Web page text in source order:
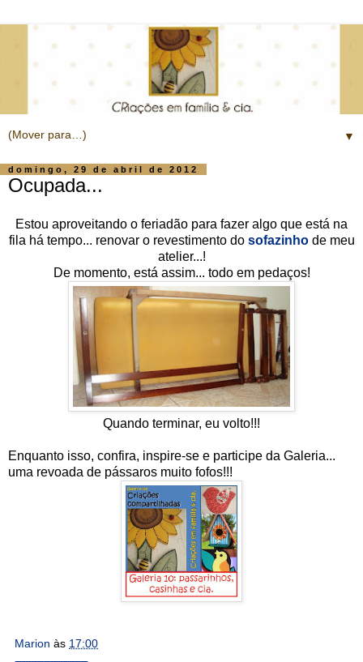
▼
domingo, 29 de abril de 2012
Ocupada...
Estou aproveitando o feriadão para fazer algo que está na
fila há tempo... renovar o revestimento do sofazinho de meu
atelier...!
De momento, está assim... todo em pedaços!
Quando terminar, eu volto!!!
Enquanto isso, confira, inspire-se e participe da Galeria...
uma revoada de pássaros muito fofos!!!
Marion às 17:00